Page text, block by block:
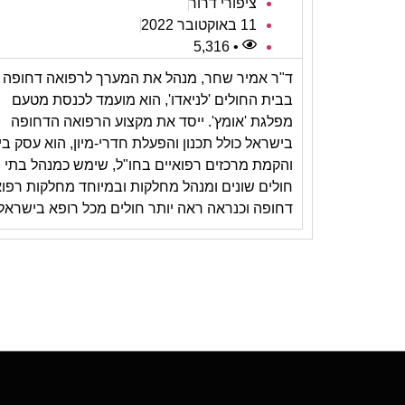
ציפורי דרור
11 באוקטובר 2022
• 5,316
ד"ר אמיר שחר, מנהל את המערך לרפואה דחופה
בבית החולים 'לניאדו', הוא מועמד לכנסת מטעם
מפלגת 'אומץ'. ייסד את מקצוע הרפואה הדחופה
בישראל כולל תכנון והפעלת חדרי-מיון, הוא עסק
והקמת מרכזים רפואיים בחו"ל, שימש כמנהל בתי
חולים שונים ומנהל מחלקות ובמיוחד מחלקות
דחופה וכנראה ראה יותר חולים מכל רופא